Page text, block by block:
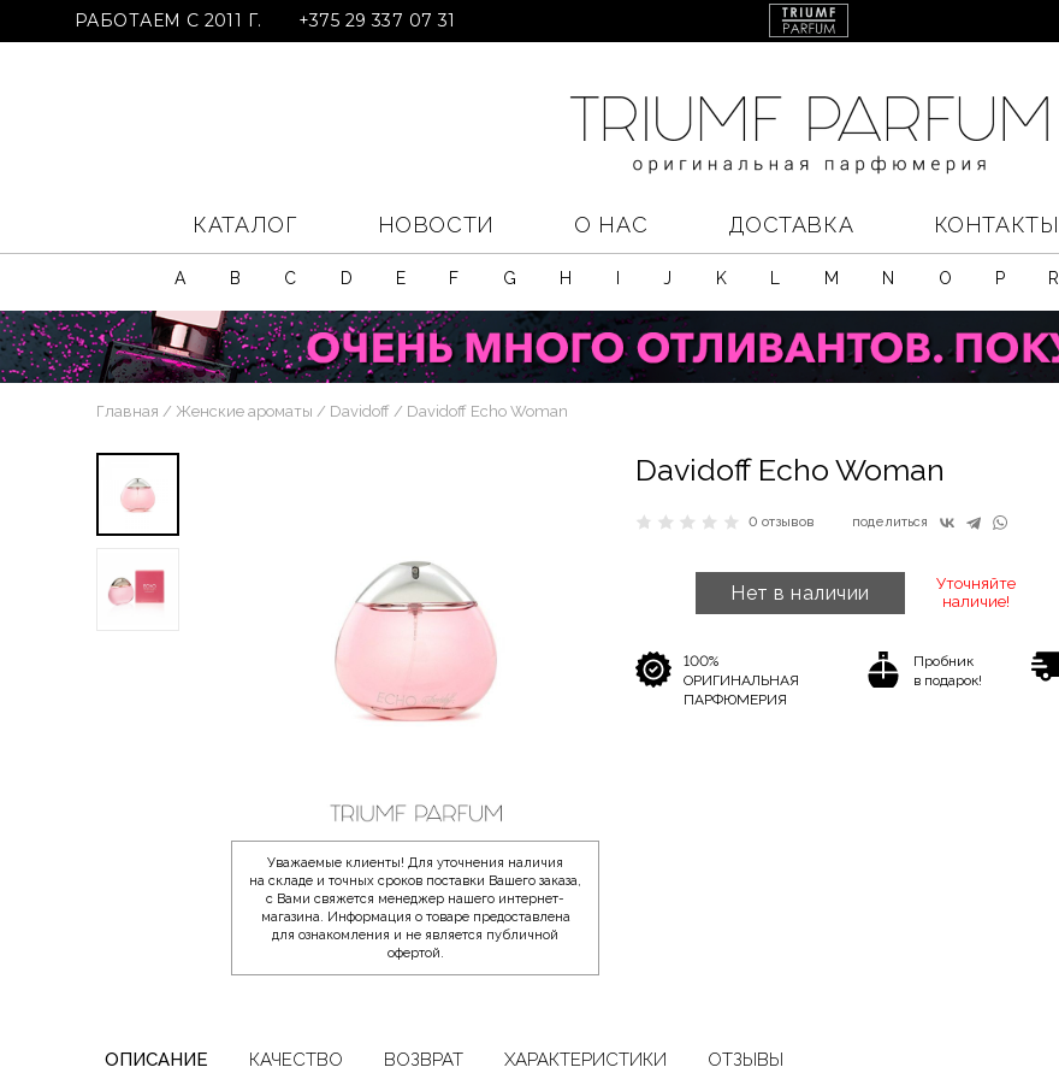
РАБОТАЕМ С 2011 Г. +375 29 337 07 31
КАТАЛОГ НОВОСТИ О НАС ДОСТАВКА КОНТАКТЫ
A B C D E F G H J K M N O P R
Главная Женские ароматы Davidoff Davidoff Echo Woman
Уважаемые клиенты! Для уточнения наличия
на складе и точных сроков поставки Вашего заказа,
с Вами свяжется менеджер нашего интернет-
магазина. Информация о товаре предоставлена
для ознакомления и не является публичной
офертой.
Davidoff Echo Woman
0 отзывов поделиться
Нет в наличии
Уточняйте
наличие!
100%
ОРИГИНАЛЬНАЯ
ПАРФЮМЕРИЯ
Пробник
в подарок!
ОПИСАНИЕ КАЧЕСТВО ВОЗВРАТ ХАРАКТЕРИСТИКИ ОТЗЫВЫ